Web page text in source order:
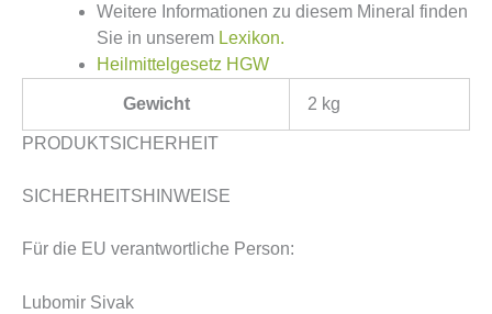
Weitere Informationen zu diesem Mineral finden
Sie in unserem Lexikon.
Heilmittelgesetz HGW
Gewicht 2 kg
PRODUKTSICHERHEIT
SICHERHEITSHINWEISE
Für die EU verantwortliche Person:
Lubomir Sivak